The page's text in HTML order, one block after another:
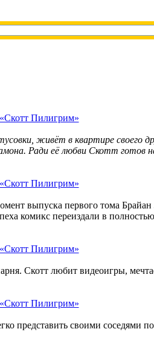
живёт в квартире своего
Ради её любви Скотт готов
выпуска первого тома
комикс переиздали в
Скотт любит видеоигры,
своими соседями